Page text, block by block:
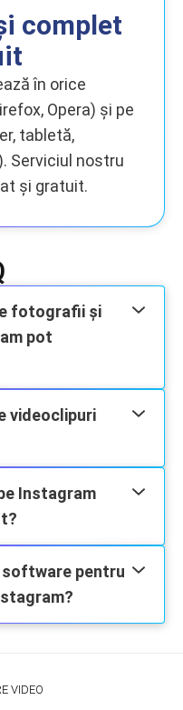
complet
în orice
Opera) și pe
tabletă,
Serviciul nostru
și gratuit.
fotografii și
pot
videoclipuri
Instagram
software pentru
VIDEO